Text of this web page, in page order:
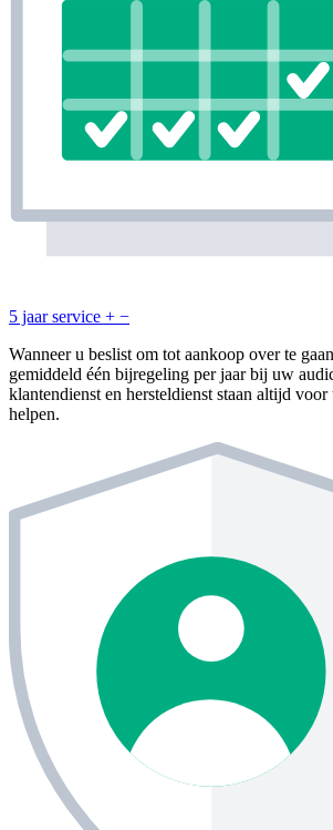
5 jaar service + −
Wanneer u beslist om tot aankoop over te
gemiddeld één bijregeling per jaar bij uw
klantendienst en hersteldienst staan altijd
helpen.